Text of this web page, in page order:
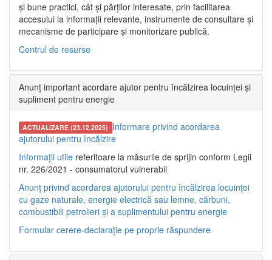
și bune practici, cât și părților interesate, prin facilitarea
accesului la informații relevante, instrumente de consultare și
mecanisme de participare și monitorizare publică.
Centrul de resurse
Anunț important acordare ajutor pentru încălzirea locuinței și
supliment pentru energie
ACTUALIZARE (23.12.2025) Informare privind acordarea
ajutorului pentru încălzire
Informații utile referitoare la măsurile de sprijin conform Legii
nr. 226/2021 - consumatorul vulnerabil
Anunț privind acordarea ajutorului pentru încălzirea locuinței
cu gaze naturale, energie electrică sau lemne, cărbuni,
combustibili petrolieri și a suplimentului pentru energie
Formular cerere-declarație pe proprie răspundere